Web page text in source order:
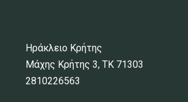
Ηράκλειο Κρήτης
Μάχης Κρήτης 3, ΤΚ 71303
2810226563